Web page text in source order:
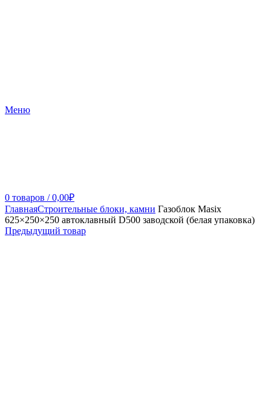
Меню
0 товаров / 0,00₽
ГлавнаяСтроительные блоки, камни Газоблок Masix
625×250×250 автоклавный D500 заводской (белая упаковка)
Предыдущий товар